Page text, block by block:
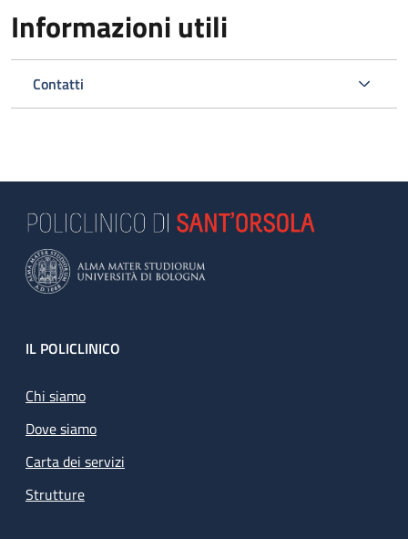
Informazioni utili
Contatti
Footer
IL POLICLINICO
Chi siamo
Dove siamo
Carta dei servizi
Strutture